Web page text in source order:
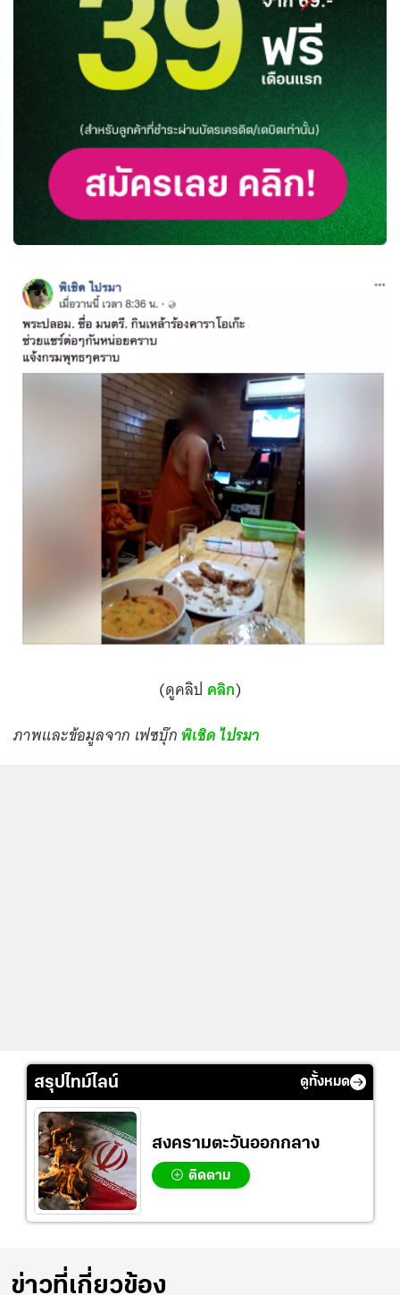
(ดูคลิป คลิก)
ภาพและข้อมูลจาก เฟซบุ๊กพิเชิด ไปรมา
สรุปไทม์ไลน์ ดูทั้งหมด
สงครามตะวันออกกลาง
ติดตาม
ข่าวที่เกี่ยวข้อง